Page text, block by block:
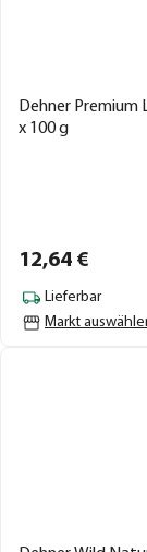
Dehner
x 100 g
12,64 €
Lieferbar
Markt